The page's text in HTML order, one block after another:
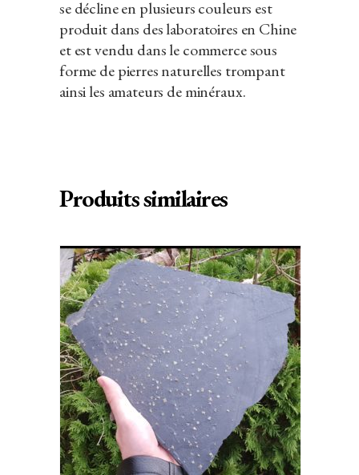
se décline en plusieurs couleurs est
produit dans des laboratoires en Chine
et est vendu dans le commerce sous
forme de pierres naturelles trompant
ainsi les amateurs de minéraux.
Produits similaires
AJOUTER AU PANIER